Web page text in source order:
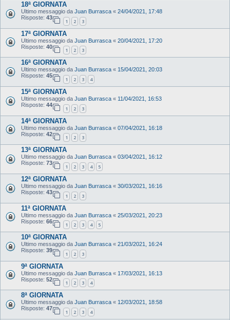
18ª GIORNATA
Ultimo messaggio da Juan Burrasca « 24/04/2021, 17:48
Risposte: 43
1 2 3
17ª GIORNATA
Ultimo messaggio da Juan Burrasca « 20/04/2021, 17:20
Risposte: 40
1 2 3
16ª GIORNATA
Ultimo messaggio da Juan Burrasca « 15/04/2021, 20:03
Risposte: 45
1 2 3 4
15ª GIORNATA
Ultimo messaggio da Juan Burrasca « 11/04/2021, 16:53
Risposte: 44
1 2 3
14ª GIORNATA
Ultimo messaggio da Juan Burrasca « 07/04/2021, 16:18
Risposte: 42
1 2 3
13ª GIORNATA
Ultimo messaggio da Juan Burrasca « 03/04/2021, 16:12
Risposte: 73
1 2 3 4 5
12ª GIORNATA
Ultimo messaggio da Juan Burrasca « 30/03/2021, 16:16
Risposte: 43
1 2 3
11ª GIORNATA
Ultimo messaggio da Juan Burrasca « 25/03/2021, 20:23
Risposte: 66
1 2 3 4 5
10ª GIORNATA
Ultimo messaggio da Juan Burrasca « 21/03/2021, 16:24
Risposte: 39
1 2 3
9ª GIORNATA
Ultimo messaggio da Juan Burrasca « 17/03/2021, 16:13
Risposte: 52
1 2 3 4
8ª GIORNATA
Ultimo messaggio da Juan Burrasca « 12/03/2021, 18:58
Risposte: 47
1 2 3 4